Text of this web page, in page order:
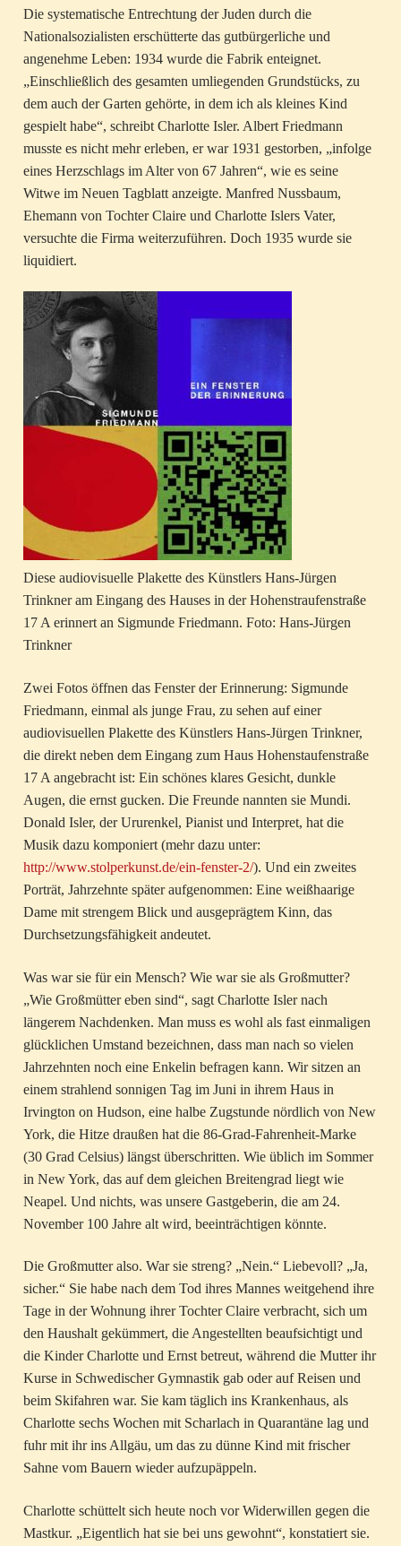
Die systematische Entrechtung der Juden durch die
Nationalsozialisten erschütterte das gutbürgerliche und
angenehme Leben: 1934 wurde die Fabrik enteignet.
„Einschließlich des gesamten umliegenden Grundstücks, zu
dem auch der Garten gehörte, in dem ich als kleines Kind
gespielt habe“, schreibt Charlotte Isler. Albert Friedmann
musste es nicht mehr erleben, er war 1931 gestorben, „infolge
eines Herzschlags im Alter von 67 Jahren“, wie es seine
Witwe im Neuen Tagblatt anzeigte. Manfred Nussbaum,
Ehemann von Tochter Claire und Charlotte Islers Vater,
versuchte die Firma weiterzuführen. Doch 1935 wurde sie
liquidiert.
Diese audiovisuelle Plakette des Künstlers Hans-Jürgen
Trinkner am Eingang des Hauses in der Hohenstraufenstraße
17 A erinnert an Sigmunde Friedmann. Foto: Hans-Jürgen
Trinkner
Zwei Fotos öffnen das Fenster der Erinnerung: Sigmunde
Friedmann, einmal als junge Frau, zu sehen auf einer
audiovisuellen Plakette des Künstlers Hans-Jürgen Trinkner,
die direkt neben dem Eingang zum Haus Hohenstaufenstraße
17 A angebracht ist: Ein schönes klares Gesicht, dunkle
Augen, die ernst gucken. Die Freunde nannten sie Mundi.
Donald Isler, der Ururenkel, Pianist und Interpret, hat die
Musik dazu komponiert (mehr dazu unter:
http://www.stolperkunst.de/ein-fenster-2/). Und ein zweites
Porträt, Jahrzehnte später aufgenommen: Eine weißhaarige
Dame mit strengem Blick und ausgeprägtem Kinn, das
Durchsetzungsfähigkeit andeutet.
Was war sie für ein Mensch? Wie war sie als Großmutter?
„Wie Großmütter eben sind“, sagt Charlotte Isler nach
längerem Nachdenken. Man muss es wohl als fast einmaligen
glücklichen Umstand bezeichnen, dass man nach so vielen
Jahrzehnten noch eine Enkelin befragen kann. Wir sitzen an
einem strahlend sonnigen Tag im Juni in ihrem Haus in
Irvington on Hudson, eine halbe Zugstunde nördlich von New
York, die Hitze draußen hat die 86-Grad-Fahrenheit-Marke
(30 Grad Celsius) längst überschritten. Wie üblich im Sommer
in New York, das auf dem gleichen Breitengrad liegt wie
Neapel. Und nichts, was unsere Gastgeberin, die am 24.
November 100 Jahre alt wird, beeinträchtigen könnte.
Die Großmutter also. War sie streng? „Nein.“ Liebevoll? „Ja,
sicher.“ Sie habe nach dem Tod ihres Mannes weitgehend ihre
Tage in der Wohnung ihrer Tochter Claire verbracht, sich um
den Haushalt gekümmert, die Angestellten beaufsichtigt und
die Kinder Charlotte und Ernst betreut, während die Mutter ihr
Kurse in Schwedischer Gymnastik gab oder auf Reisen und
beim Skifahren war. Sie kam täglich ins Krankenhaus, als
Charlotte sechs Wochen mit Scharlach in Quarantäne lag und
fuhr mit ihr ins Allgäu, um das zu dünne Kind mit frischer
Sahne vom Bauern wieder aufzupäppeln.
Charlotte schüttelt sich heute noch vor Widerwillen gegen die
Mastkur. „Eigentlich hat sie bei uns gewohnt“, konstatiert sie.